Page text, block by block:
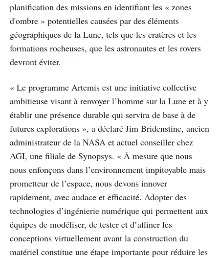
planification des missions en identifiant les « zones
d'ombre » potentielles causées par des éléments
géographiques de la Lune, tels que les cratères et les
formations rocheuses, que les astronautes et les rovers
devront éviter.
« Le programme Artemis est une initiative collective
ambitieuse visant à renvoyer l’homme sur la Lune et à y
établir une présence durable qui servira de base à de
futures explorations », a déclaré Jim Bridenstine, ancien
administrateur de la NASA et actuel conseiller chez
AGI, une filiale de Synopsys. « À mesure que nous
nous enfonçons dans l’environnement impitoyable mais
prometteur de l’espace, nous devons innover
rapidement, avec audace et efficacité. Adopter des
technologies d’ingénierie numérique qui permettent aux
équipes de modéliser, de tester et d’affiner les
conceptions virtuellement avant la construction du
matériel constitue une étape importante pour réduire les